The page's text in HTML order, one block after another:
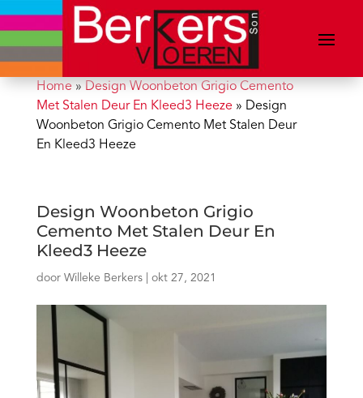
Home» Design Woonbeton Grigio Cemento
Met Stalen Deur En Kleed3 Heeze» Design
Woonbeton Grigio Cemento Met Stalen Deur
En Kleed3 Heeze
Design Woonbeton Grigio
Cemento Met Stalen Deur En
Kleed3 Heeze
door Willeke Berkers| okt 27, 2021